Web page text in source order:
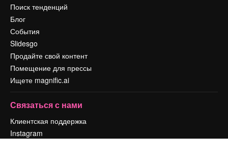
Поиск тенденций
Блог
События
Slidesgo
Продайте свой контент
Помещение для прессы
Ищете magnific.ai
Связаться с нами
Клиентская поддержка
Instagram